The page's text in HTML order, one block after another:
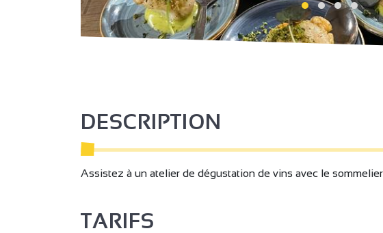
DESCRIPTION
Assistez à un atelier de dégustation de vins avec le
TARIFS